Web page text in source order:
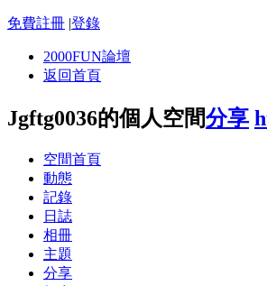
免費註冊 |登錄
2000FUN論壇
返回首頁
Jgftg0036的個人空間分享
空間首頁
動態
記錄
日誌
相冊
主題
分享